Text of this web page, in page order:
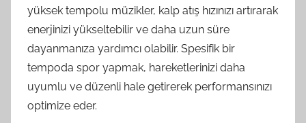
yüksek tempolu müzikler, kalp atış hızınızı artırarak
enerjinizi yükseltebilir ve daha uzun süre
dayanmanıza yardımcı olabilir. Spesifik bir
tempoda spor yapmak, hareketlerinizi daha
uyumlu ve düzenli hale getirerek performansınızı
optimize eder.